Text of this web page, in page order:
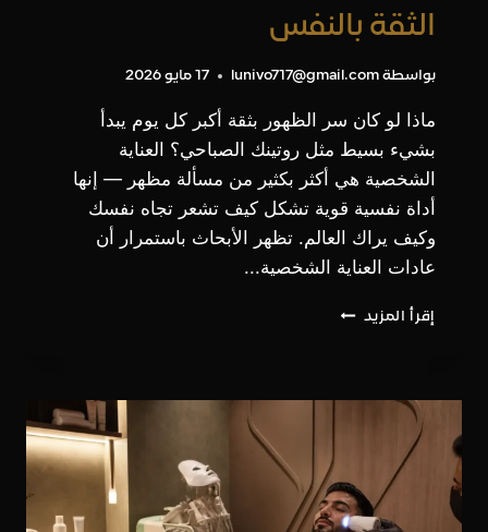
الثقة بالنفس
بواسطة lunivo717@gmail.com 17 مايو 2026
ماذا لو كان سر الظهور بثقة أكبر كل يوم يبدأ
بشيء بسيط مثل روتينك الصباحي؟ العناية
الشخصية هي أكثر بكثير من مسألة مظهر — إنها
أداة نفسية قوية تشكل كيف تشعر تجاه نفسك
وكيف يراك العالم. تظهر الأبحاث باستمرار أن
عادات العناية الشخصية...
إقرأ المزيد علم
كيف
بالمظهر
على
الثقة